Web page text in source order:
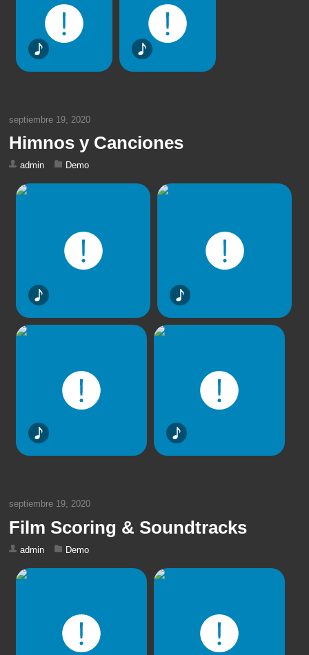
septiembre 19, 2020
Himnos y Canciones
admin Demo
septiembre 19, 2020
Film Scoring & Soundtracks
admin Demo